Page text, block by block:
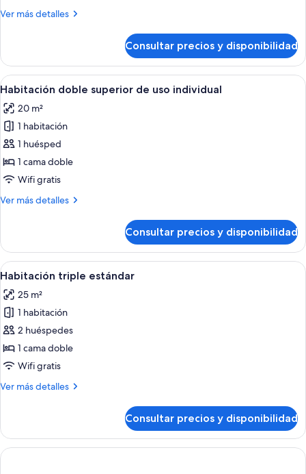
de
Ver más detalles
Más
estándar
doble
de
individual
Consultar precios y disponibilidad
Abrir
todas
las
fotos
de
Habitación
doble
de
Habitación de hotel moderna con
5
Habitación doble superior de uso individual
20 m²
1 habitación
1 huésped
1 cama doble
Wifi gratis
Ver más detalles
Más
doble
superior
de
individual
Consultar precios y disponibilidad
Abrir
todas
las
fotos
de
Habitación
triple
Una habitación de hotel moderna
4
Habitación triple estándar
25 m²
1 habitación
2 huéspedes
1 cama doble
Wifi gratis
Ver más detalles
Más
triple
estándar
Consultar precios y disponibilidad